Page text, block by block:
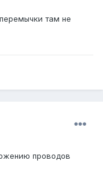
там не
проводов